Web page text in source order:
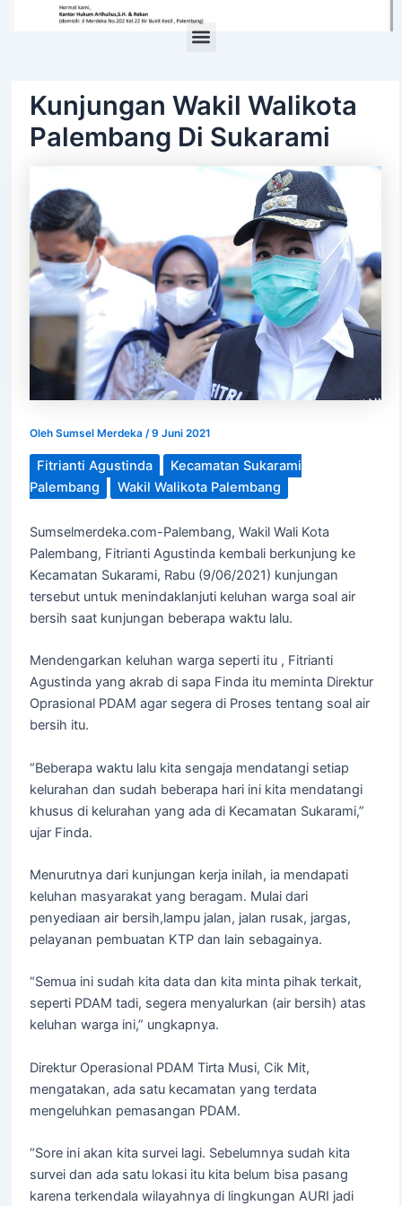
Kunjungan Wakil Walikota
Palembang Di Sukarami
Oleh Sumsel Merdeka /9 Juni 2021
Fitrianti Agustinda
Kecamatan Sukarami
Palembang
Wakil Walikota Palembang
Sumselmerdeka.com-Palembang, Wakil Wali Kota
Palembang, Fitrianti Agustinda kembali berkunjung ke
Kecamatan Sukarami, Rabu (9/06/2021) kunjungan
tersebut untuk menindaklanjuti keluhan warga soal air
bersih saat kunjungan beberapa waktu lalu.
Mendengarkan keluhan warga seperti itu , Fitrianti
Agustinda yang akrab di sapa Finda itu meminta Direktur
Oprasional PDAM agar segera di Proses tentang soal air
bersih itu.
“Beberapa waktu lalu kita sengaja mendatangi setiap
kelurahan dan sudah beberapa hari ini kita mendatangi
khusus di kelurahan yang ada di Kecamatan Sukarami,”
ujar Finda.
Menurutnya dari kunjungan kerja inilah, ia mendapati
keluhan masyarakat yang beragam. Mulai dari
penyediaan air bersih,lampu jalan, jalan rusak, jargas,
pelayanan pembuatan KTP dan lain sebagainya.
“Semua ini sudah kita data dan kita minta pihak terkait,
seperti PDAM tadi, segera menyalurkan (air bersih) atas
keluhan warga ini,” ungkapnya.
Direktur Operasional PDAM Tirta Musi, Cik Mit,
mengatakan, ada satu kecamatan yang terdata
mengeluhkan pemasangan PDAM.
“Sore ini akan kita survei lagi. Sebelumnya sudah kita
survei dan ada satu lokasi itu kita belum bisa pasang
karena terkendala wilayahnya di lingkungan AURI jadi